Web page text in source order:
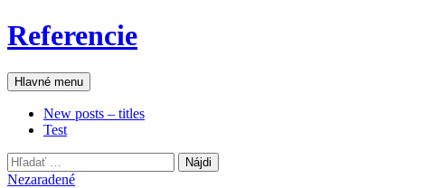
Preskočiť
na
Referencie
Hľadať
Hlavné menu
New posts – titles
Test
Hľadať:
Nezaradené